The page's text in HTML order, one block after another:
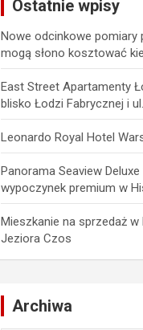
Ostatnie wpisy
Nowe odcinkowe pomiary
mogą słono kosztować
East Street Apartamenty
blisko Łodzi Fabrycznej i
Leonardo Royal Hotel
Panorama Seaview
wypoczynek premium w
Mieszkanie na sprzedaż
Jeziora Czos
Archiwa